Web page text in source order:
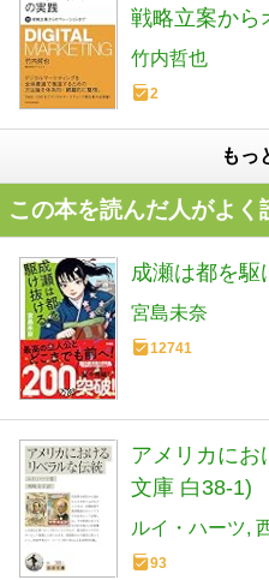
戦略立案から
竹内哲也
2
もっ
この本を読んだ人がよく
成瀬は都を駆
宮島未奈
12741
アメリカにお
文庫 白38-1)
ルイ・ハーツ
93